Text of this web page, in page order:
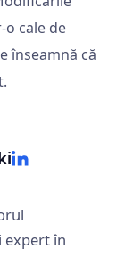
cale de
înseamnă că
expert în